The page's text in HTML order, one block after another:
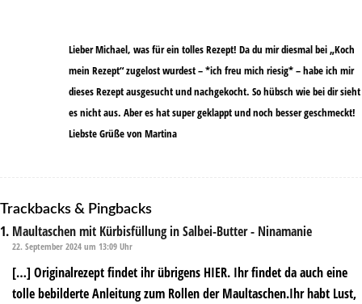
Lieber Michael, was für ein tolles Rezept! Da du mir diesmal bei „Koch
mein Rezept“ zugelost wurdest – *ich freu mich riesig* – habe ich mir
dieses Rezept ausgesucht und nachgekocht. So hübsch wie bei dir sieht
es nicht aus. Aber es hat super geklappt und noch besser geschmeckt!
Liebste Grüße von Martina
Trackbacks & Pingbacks
Maultaschen mit Kürbisfüllung in Salbei-Butter - Ninamanie
22. September 2024 um 13:09 Uhr
[…] Originalrezept findet ihr übrigens HIER. Ihr findet da auch eine
tolle bebilderte Anleitung zum Rollen der Maultaschen.Ihr habt Lust,